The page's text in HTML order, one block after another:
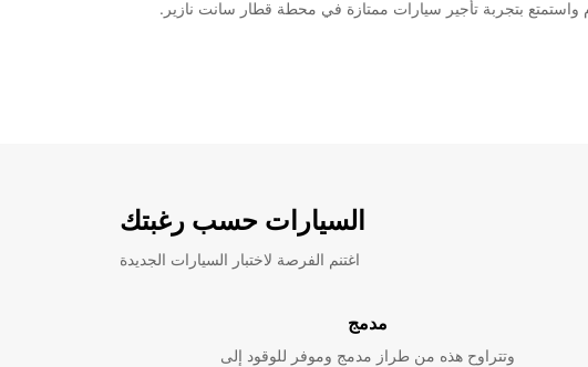
السيارات حسب رغبتك
اغتنم الفرصة لاختبار السيارات الجديدة
مدمج
وتتراوح هذه من طراز مدمج وموفر للوقود إلى